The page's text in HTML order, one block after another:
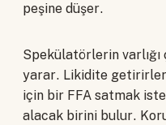
peşine düşer.
Spekülatörlerin varlığı
yarar. Likidite
için bir FFA satmak
alacak birini bulur.